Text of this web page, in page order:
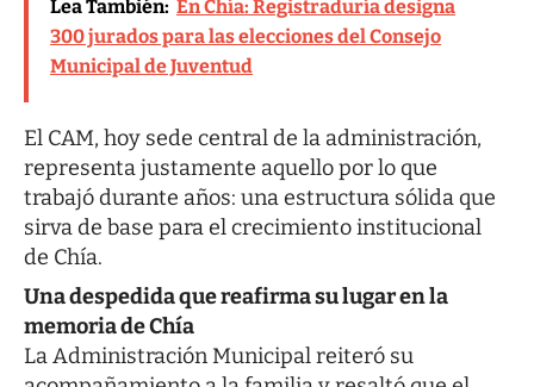
Lea También: En Chía: Registraduría designa
300 jurados para las elecciones del Consejo
Municipal de Juventud
El CAM, hoy sede central de la administración,
representa justamente aquello por lo que
trabajó durante años: una estructura sólida que
sirva de base para el crecimiento institucional
de Chía.
Una despedida que reafirma su lugar en la
memoria de Chía
La Administración Municipal reiteró su